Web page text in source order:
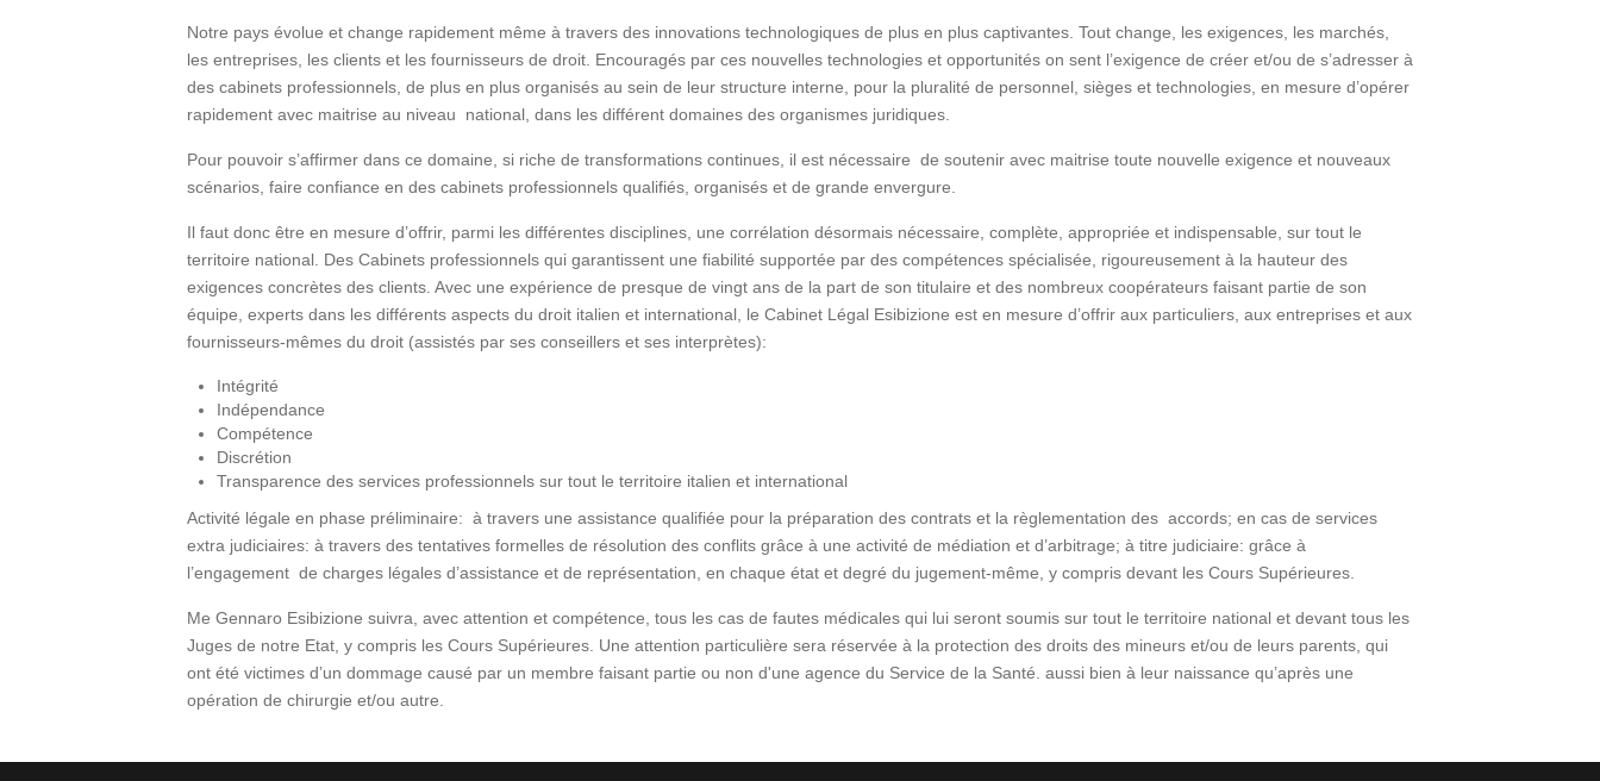
Notre pays évolue et change rapidement même à travers des innovations technologiques de plus en plus captivantes. Tout change, les exigences, les marchés,
les entreprises, les clients et les fournisseurs de droit. Encouragés par ces nouvelles technologies et opportunités on sent l’exigence de créer et/ou de s’adresser à
des cabinets professionnels, de plus en plus organisés au sein de leur structure interne, pour la pluralité de personnel, sièges et technologies, en mesure d’opérer
rapidement avec maitrise au niveau national, dans les différent domaines des organismes juridiques.
Pour pouvoir s’affirmer dans ce domaine, si riche de transformations continues, il est nécessaire de soutenir avec maitrise toute nouvelle exigence et nouveaux
scénarios, faire confiance en des cabinets professionnels qualifiés, organisés et de grande envergure.
Il faut donc être en mesure d’offrir, parmi les différentes disciplines, une corrélation désormais nécessaire, complète, appropriée et indispensable, sur tout le
territoire national. Des Cabinets professionnels qui garantissent une fiabilité supportée par des compétences spécialisée, rigoureusement à la hauteur des
exigences concrètes des clients. Avec une expérience de presque de vingt ans de la part de son titulaire et des nombreux coopérateurs faisant partie de son
équipe, experts dans les différents aspects du droit italien et international, le Cabinet Légal Esibizione est en mesure d’offrir aux particuliers, aux entreprises et aux
fournisseurs-mêmes du droit (assistés par ses conseillers et ses interprètes):
Intégrité
Indépendance
Compétence
Discrétion
Transparence des services professionnels sur tout le territoire italien et international
Activité légale en phase préliminaire: à travers une assistance qualifiée pour la préparation des contrats et la règlementation des accords; en cas de services
extra judiciaires: à travers des tentatives formelles de résolution des conflits grâce à une activité de médiation et d’arbitrage; à titre judiciaire: grâce à
l’engagement de charges légales d’assistance et de représentation, en chaque état et degré du jugement-même, y compris devant les Cours Supérieures.
Me Gennaro Esibizione suivra, avec attention et compétence, tous les cas de fautes médicales qui lui seront soumis sur tout le territoire national et devant tous les
Juges de notre Etat, y compris les Cours Supérieures. Une attention particulière sera réservée à la protection des droits des mineurs et/ou de leurs parents, qui
ont été victimes d’un dommage causé par un membre faisant partie ou non d'une agence du Service de la Santé. aussi bien à leur naissance qu’après une
opération de chirurgie et/ou autre.